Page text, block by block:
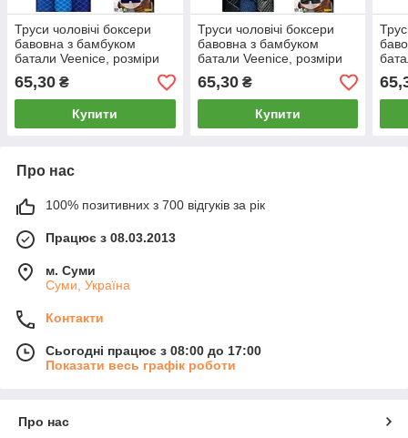
Труси чоловічі боксери
бавовна з бамбуком
батали Veenice, розміри
5XL-7XL, асорті, 6304
65,30 ₴
Купити
Труси чоловічі боксери
бавовна з бамбуком
батали Veenice, розміри
5XL-7XL, асорті, 6365
65,30₴
Купити
Про нас
100% позитивних з 700 відгуків за рік
Працює з 08.03.2013
м. Суми
Суми, Україна
Контакти
Сьогодні працює з 08:00 до 17:00
Показати весь графік роботи
Про нас